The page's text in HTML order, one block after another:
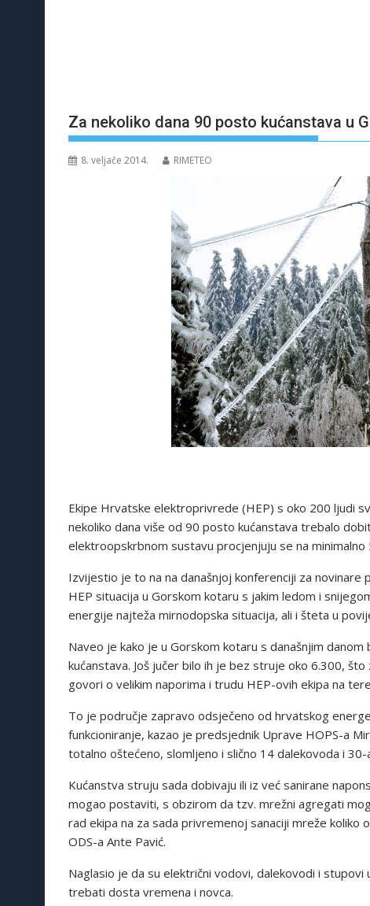
Za nekoliko dana 90 posto kućanstava u
8. veljače 2014. RIMETEO
Ekipe Hrvatske elektroprivrede (HEP) s oko 200 ljudi
nekoliko dana više od 90 posto kućanstava trebalo
elektroopskrbnom sustavu procjenjuju se na minimalno
Izvijestio je to na na današnjoj konferenciji za novinare
HEP situacija u Gorskom kotaru s jakim ledom i
energije najteža mirnodopska situacija, ali i šteta u
Naveo je kako je u Gorskom kotaru s današnjim
kućanstava. Još jučer bilo ih je bez struje oko 6.300,
govori o velikim naporima i trudu HEP-ovih ekipa na
To je područje zapravo odsječeno od hrvatskog
funkcioniranje, kazao je predsjednik Uprave HOPS-a
totalno oštećeno, slomljeno i slično 14 dalekovoda i
Kućanstva struju sada dobivaju ili iz već sanirane
mogao postaviti, s obzirom da tzv. mrežni agregati
rad ekipa na za sada privremenoj sanaciji mreže
ODS-a Ante Pavić.
Naglasio je da su električni vodovi, dalekovodi i
trebati dosta vremena i novca.